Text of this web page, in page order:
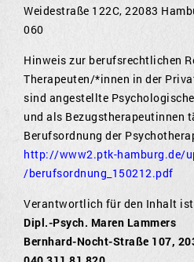
Weidestraße 122C, 22083
060
Hinweis zur berufsrechtlichen
Therapeuten/*innen in der
sind angestellte
und als Bezugstherapeutinnen
Berufsordnung der
http://www2.ptk-hamburg.de/
/berufsordnung_150212.pdf
Verantwortlich für den Inhalt
Dipl.-Psych. Maren Lammers
Bernhard-Nocht-Straße 107,